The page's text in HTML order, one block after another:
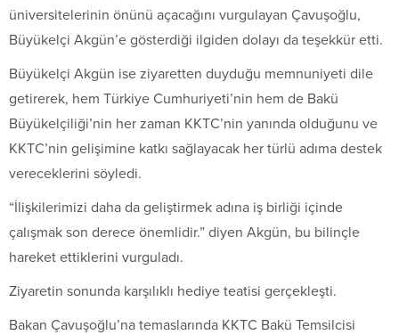
üniversitelerinin önünü açacağını vurgulayan Çavuşoğlu,
Büyükelçi Akgün’e gösterdiği ilgiden dolayı da teşekkür etti.
Büyükelçi Akgün ise ziyaretten duyduğu memnuniyeti dile
getirerek, hem Türkiye Cumhuriyeti’nin hem de Bakü
Büyükelçiliği’nin her zaman KKTC’nin yanında olduğunu ve
KKTC’nin gelişimine katkı sağlayacak her türlü adıma destek
vereceklerini söyledi.
“İlişkilerimizi daha da geliştirmek adına iş birliği içinde
çalışmak son derece önemlidir.” diyen Akgün, bu bilinçle
hareket ettiklerini vurguladı.
Ziyaretin sonunda karşılıklı hediye teatisi gerçekleşti.
Bakan Çavuşoğlu’na temaslarında KKTC Bakü Temsilcisi